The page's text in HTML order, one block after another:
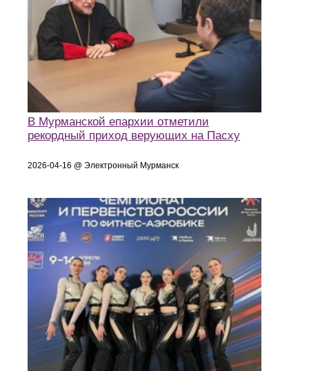
В Мурманской епархии отметили
рекордный приход верующих на Пасху
2026-04-16 @ Электронный Мурманск